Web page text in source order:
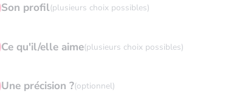
Son profil(plusieurs choix possibles)
Ce qu'il/elle aime(plusieurs choix possibles)
Une précision ?(optionnel)